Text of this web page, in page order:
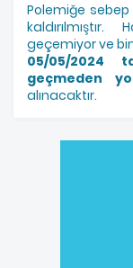
Polemiğe
geçemiyor ve
05/05/2024
geçmeden
alınacaktır.